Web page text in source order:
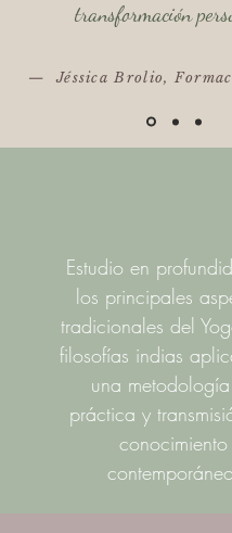
transformación
— Jéssica Brolio,
Estudio en
los principales
tradicionales del
filosofías indias
una
práctica y
conocimiento